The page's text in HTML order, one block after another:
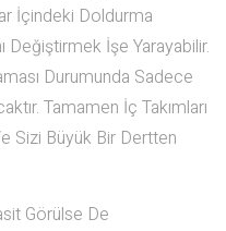
İçindeki Doldurma
Değiştirmek İşe Yarayabilir.
Durumunda Sadece
Tamamen İç Takımları
Sizi Büyük Bir Dertten
Görülse De